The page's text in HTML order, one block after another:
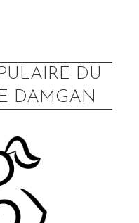
DU
DAMGAN